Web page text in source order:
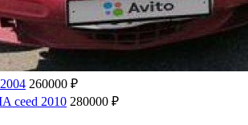
260000 ₽
ceed 2010 280000 ₽